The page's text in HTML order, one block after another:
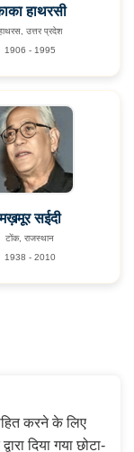
हाथरसी
उत्तर प्रदेश
1906 - 1995
सईदी
टोंक, राजस्थान
1938 - 2010
करने के लिए
दिया गया छोटा-